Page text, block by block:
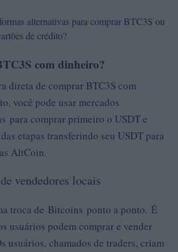
alternativas para comprar BTC3S ou
de crédito?
com dinheiro?
direta de comprar BTC3S com
você pode usar mercados
para comprar primeiro o USDT e
etapas transferindo seu USDT para
AltCoin.
vendedores locais
troca de Bitcoins ponto a ponto. É
usuários podem comprar e vender
usuários, chamados de traders, criam